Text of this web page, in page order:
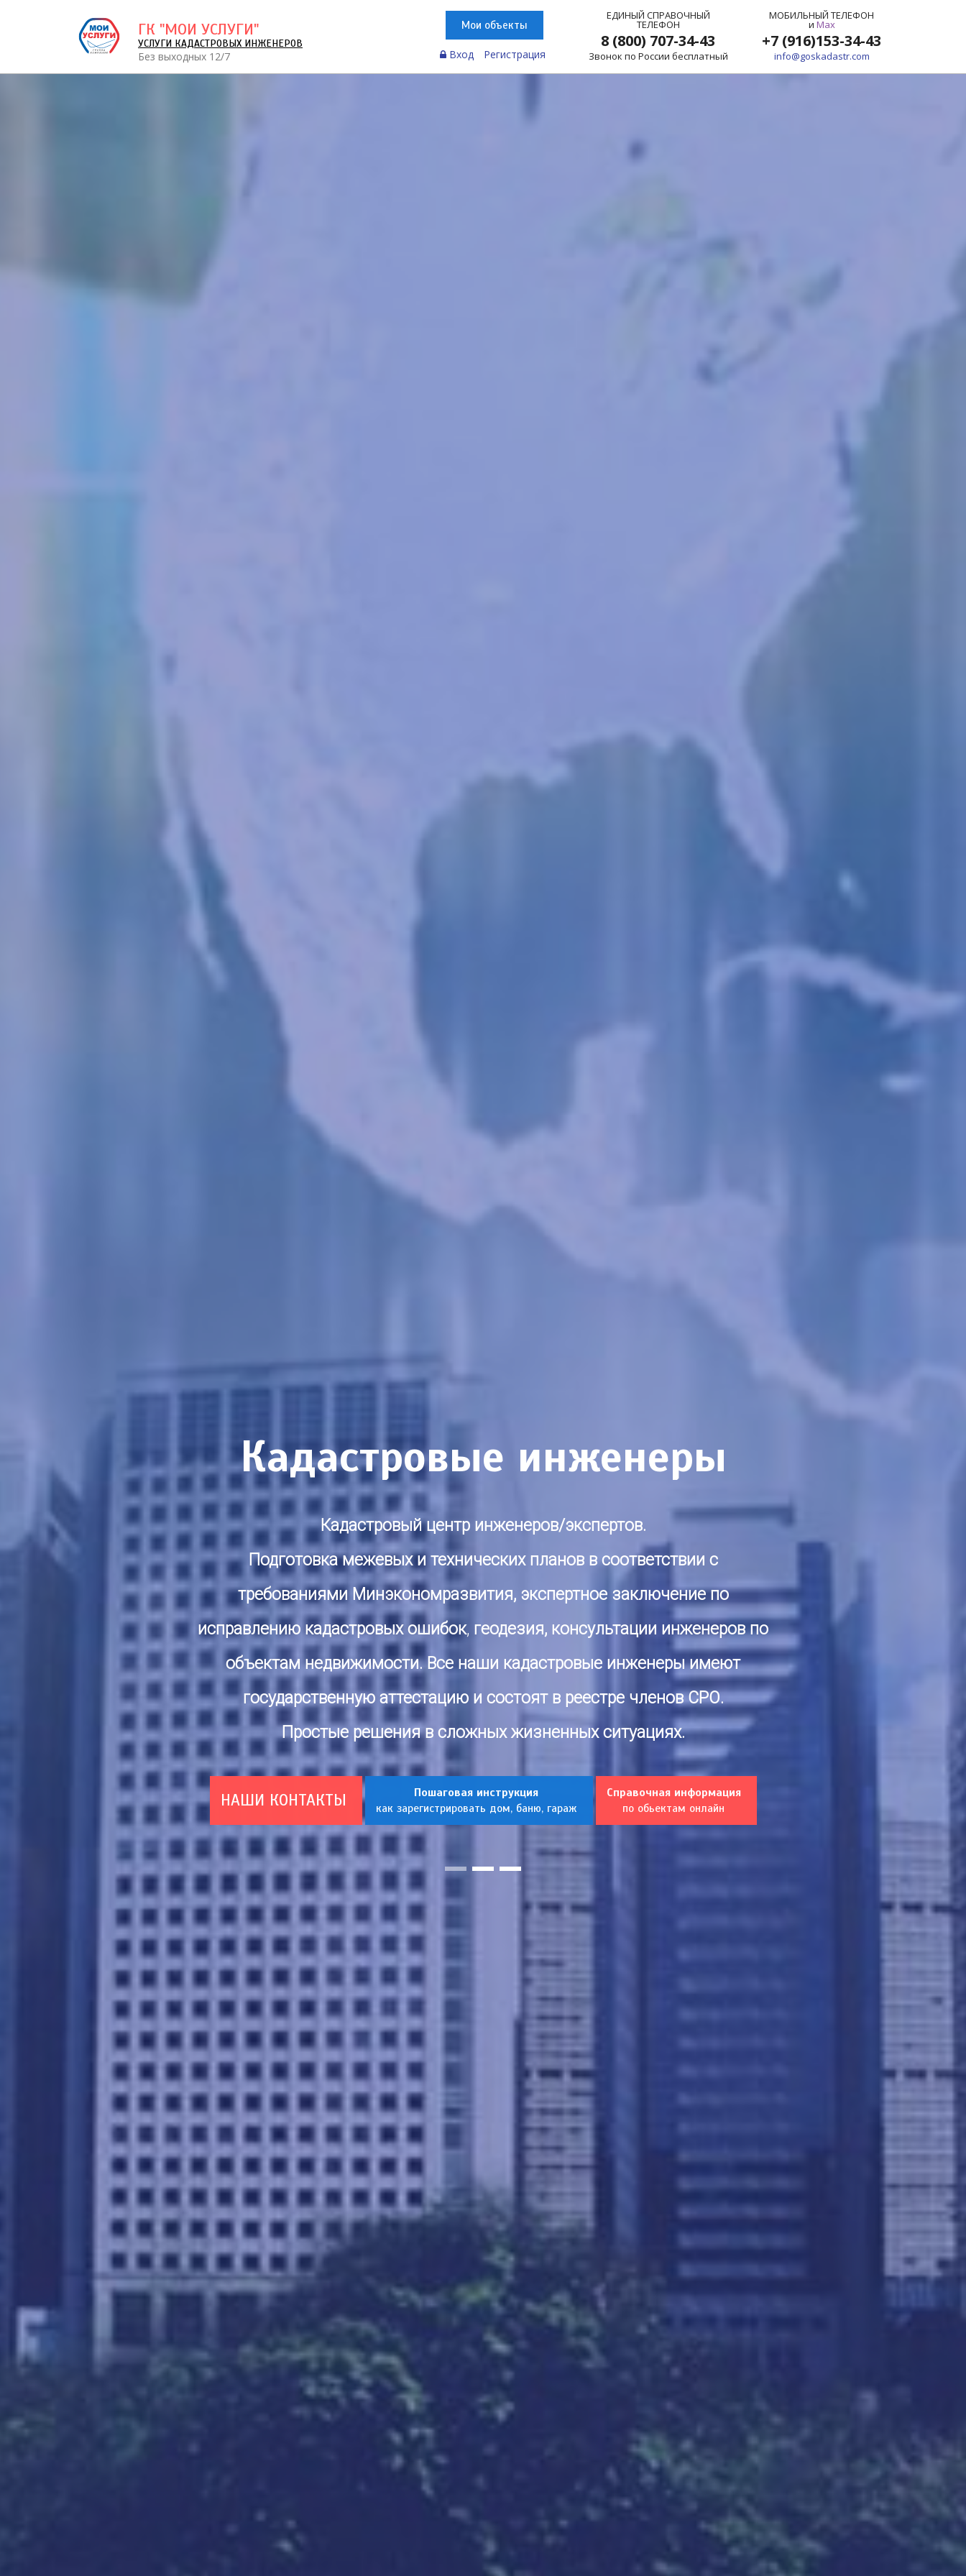
ГК "МОИ УСЛУГИ"
УСЛУГИ КАДАСТРОВЫХ ИНЖЕНЕРОВ
Без выходных 12/7
Мои объекты
Вход Регистрация
ЕДИНЫЙ СПРАВОЧНЫЙ
ТЕЛЕФОН
8 (800) 707-34-43
Звонок по России бесплатный
МОБИЛЬНЫЙ ТЕЛЕФОН
и Max
+7 (916)153-34-43
info@goskadastr.com
Кадастровые инженеры
Кадастровый центр инженеров/экспертов.
Подготовка межевых и технических планов в соответствии с
требованиями Минэкономразвития, экспертное заключение по
исправлению кадастровых ошибок, геодезия, консультации инженеров по
объектам недвижимости. Все наши кадастровые инженеры имеют
государственную аттестацию и состоят в реестре членов СРО.
Простые решения в сложных жизненных ситуациях.
НАШИ КОНТАКТЫ
Пошаговая инструкция
как зарегистрировать дом, баню, гараж
Справочная информация
по обьектам онлайн